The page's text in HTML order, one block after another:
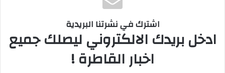
اشترك في نشرتنا البريدية
ادخل بريدك الالكتروني ليصلك جميع
اخبار القاطرة !